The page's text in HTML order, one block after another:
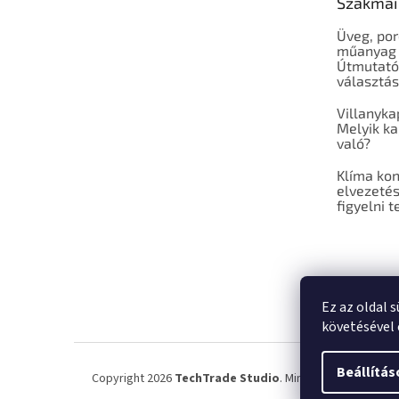
Ez az oldal
Üveg,
Melyik
való?
Klíma
figyelni
Copyright 2026 TechTrade Studio. Minden jog